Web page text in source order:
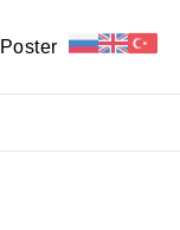
Poster